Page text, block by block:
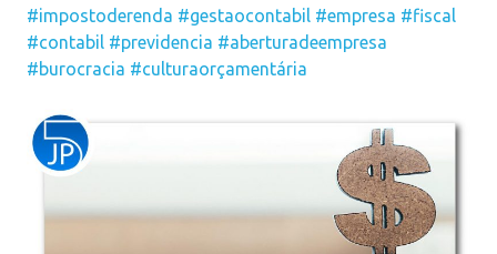
#impostoderenda #gestaocontabil #empresa #fiscal
#contabil #previdencia #aberturadeempresa
#burocracia #culturaorçamentária